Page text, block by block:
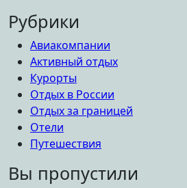
Рубрики
Авиакомпании
Активный отдых
Курорты
Отдых в России
Отдых за границей
Отели
Путешествия
Вы пропустили